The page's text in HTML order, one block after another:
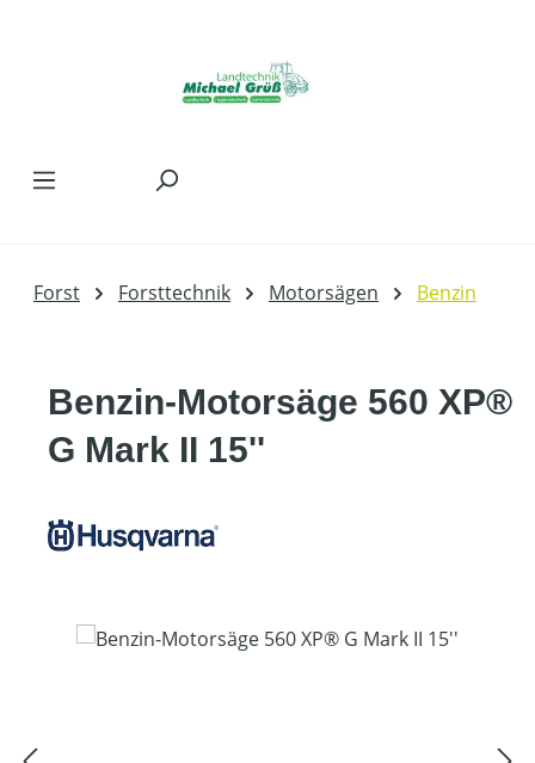
Forst Forsttechnik Motorsägen Benzin
Benzin-Motorsäge 560 XP®
G Mark II 15''
Bildergalerie überspringen